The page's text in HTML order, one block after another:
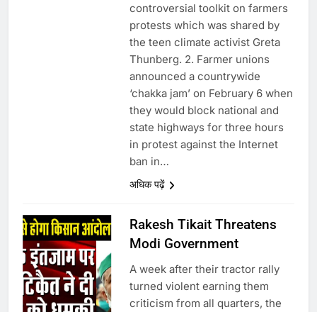
controversial toolkit on farmers
protests which was shared by
the teen climate activist Greta
Thunberg. 2. Farmer unions
announced a countrywide
‘chakka jam’ on February 6 when
they would block national and
state highways for three hours
in protest against the Internet
ban in…
अधिक पढ़ें
Rakesh Tikait Threatens
Modi Government
A week after their tractor rally
turned violent earning them
criticism from all quarters, the
राम की नगरी अयोध्या में आने वाले भक्तों
का स्वागत करेगा लक्ष्मण द्वार
उत्तर प्रदेश में गांवों में बढ़ेंगी सुविधाएं: 67%
7
गाजा युद्धविराम को लेकर बड़ी खबरें